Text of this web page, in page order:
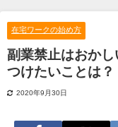
在宅ワークの始め方
副業禁止はおか
つけたいことは？
2020年9月30日